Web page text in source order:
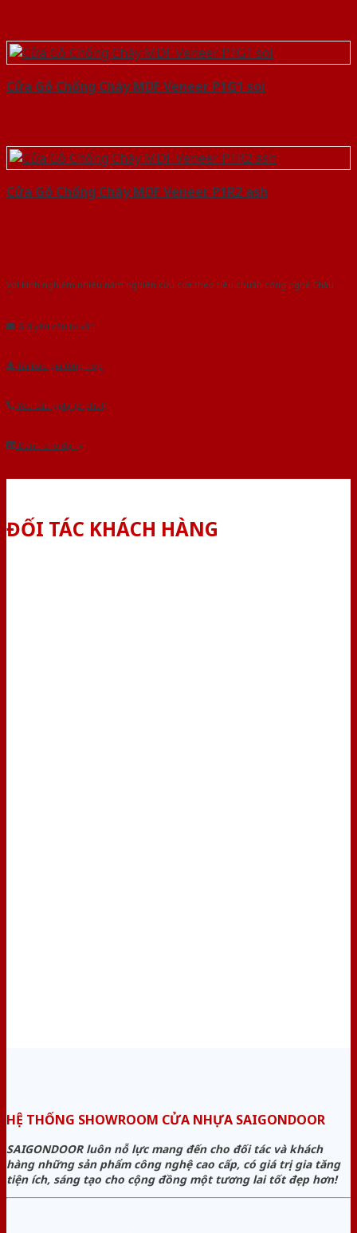
Cửa Gỗ Chống Cháy MDF Veneer P1G1 soi
Cửa Gỗ Chống Cháy MDF Veneer P1R2 ash
Với kinh nghiệm nhiêu năm nghiên cứu cửa theo tiêu chuẩn công nghệ Châu
Gửi yêu cầu tư vấn
Tải báo giá tổng hợp
Yêu cầu gọi lại (3 phút)
Dành cho đại lý
ĐỐI TÁC KHÁCH HÀNG
HỆ THỐNG SHOWROOM CỬA NHỰA SAIGONDOOR
SAIGONDOOR luôn nỗ lực mang đến cho đối tác và khách
hàng những sản phẩm công nghệ cao cấp, có giá trị gia tăng
tiện ích, sáng tạo cho cộng đồng một tương lai tốt đẹp hơn!